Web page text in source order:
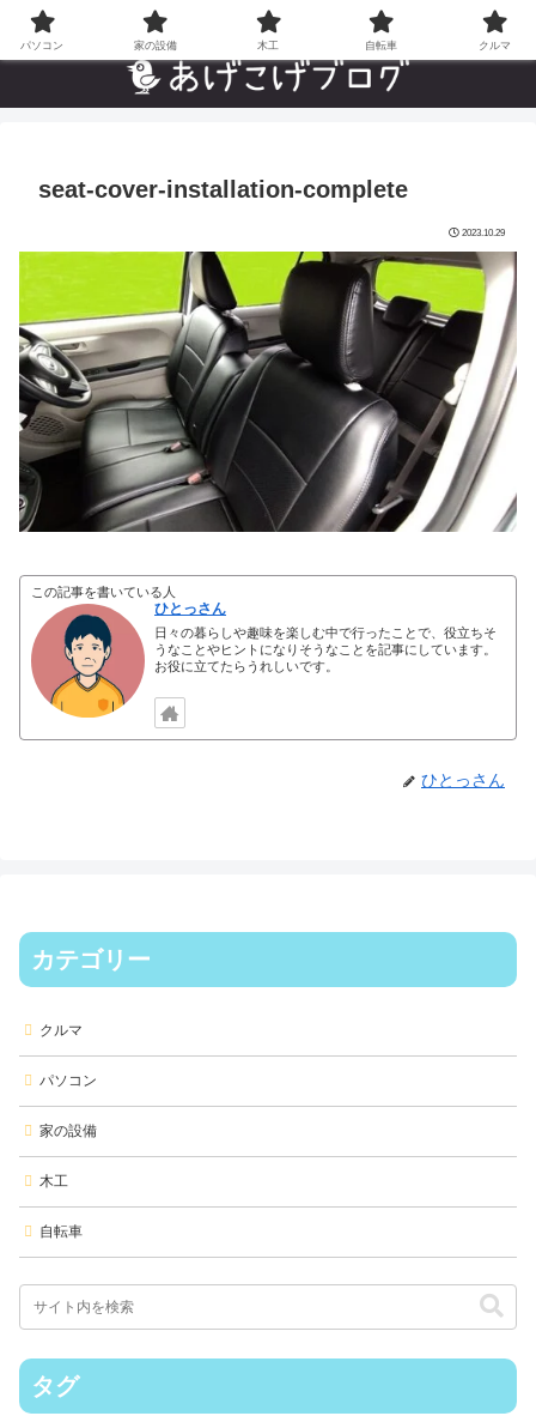
自分でやった”あんなことやこんなこと”の趣味ブログ
seat-cover-installation-complete
2023.10.29
この記事を書いている人
ひとっさん
日々の暮らしや趣味を楽しむ中で行ったことで、役立ちそ
うなことやヒントになりそうなことを記事にしています。
お役に立てたらうれしいです。
ひとっさん
カテゴリー
クルマ
パソコン
家の設備
木工
自転車
タグ
パソコン 家の設備 木工 自転車 クルマ